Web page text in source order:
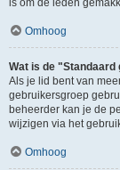
is om de leden
Omhoog
Wat is de
Als je lid bent van
gebruikersgroep
beheerder kan je de
wijzigen via het
Omhoog